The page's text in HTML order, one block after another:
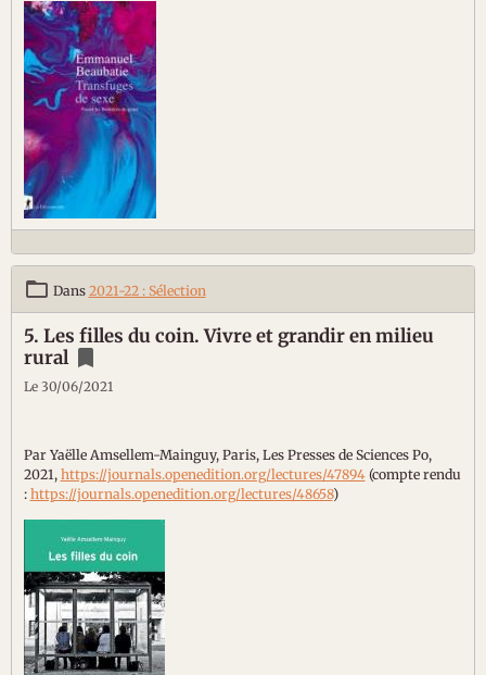
Dans 2021-22 : Sélection
5. Les filles du coin. Vivre et grandir en milieu
rural
Le 30/06/2021
Par Yaëlle Amsellem-Mainguy, Paris, Les Presses de Sciences Po,
2021, https://journals.openedition.org/lectures/47894(compte rendu
: https://journals.openedition.org/lectures/48658)